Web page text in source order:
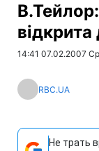
відкрита
14:41 07.02.2007 Ср
RBC.UA
Не трать